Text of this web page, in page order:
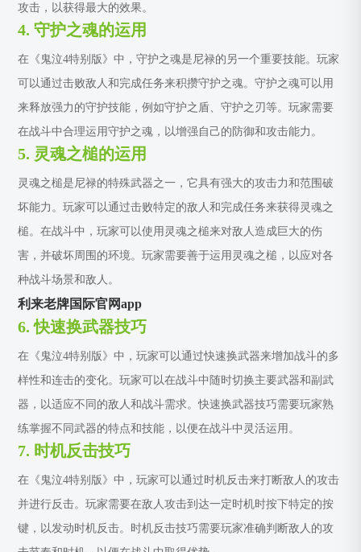
攻击，以获得最大的效果。
4. 守护之魂的运用
在《鬼泣4特别版》中，守护之魂是尼禄的另一个重要技能。玩家
可以通过击败敌人和完成任务来积攒守护之魂。守护之魂可以用
来释放强力的守护技能，例如守护之盾、守护之刃等。玩家需要
在战斗中合理运用守护之魂，以增强自己的防御和攻击能力。
5. 灵魂之槌的运用
灵魂之槌是尼禄的特殊武器之一，它具有强大的攻击力和范围破
坏能力。玩家可以通过击败特定的敌人和完成任务来获得灵魂之
槌。在战斗中，玩家可以使用灵魂之槌来对敌人造成巨大的伤
害，并破坏周围的环境。玩家需要善于运用灵魂之槌，以应对各
种战斗场景和敌人。
利来老牌国际官网app
6. 快速换武器技巧
在《鬼泣4特别版》中，玩家可以通过快速换武器来增加战斗的多
样性和连击的变化。玩家可以在战斗中随时切换主要武器和副武
器，以适应不同的敌人和战斗需求。快速换武器技巧需要玩家熟
练掌握不同武器的特点和技能，以便在战斗中灵活运用。
7. 时机反击技巧
在《鬼泣4特别版》中，玩家可以通过时机反击来打断敌人的攻击
并进行反击。玩家需要在敌人攻击到达一定时机时按下特定的按
键，以发动时机反击。时机反击技巧需要玩家准确判断敌人的攻